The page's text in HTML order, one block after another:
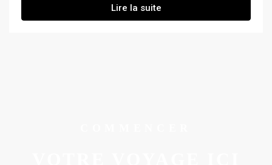
Lire la suite